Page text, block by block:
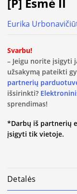
Eurika
Svarbu!
– Jeigu norite įsigyti
užsakymą pateikti
partnerių
išsirinkti?
sprendimas!
*Darbų iš partnerių
įsigyti tik vietoje.
Detalės